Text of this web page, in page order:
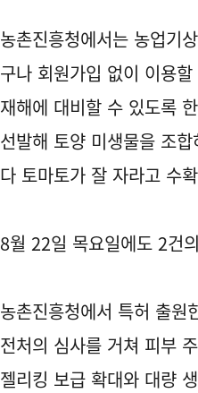
농촌진흥청에서는 농업기
구나 회원가입 없이 이용
재해에 대비할 수 있도록
선발해 토양 미생물을 조
다 토마토가 잘 자라고 수
8월 22일 목요일에도 2건
농촌진흥청에서 특허 출원
전처의 심사를 거쳐 피부
젤리킹 보급 확대와 대량